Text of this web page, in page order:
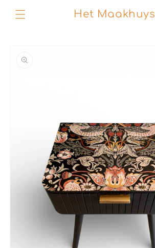
content
Het Maakhuys
information